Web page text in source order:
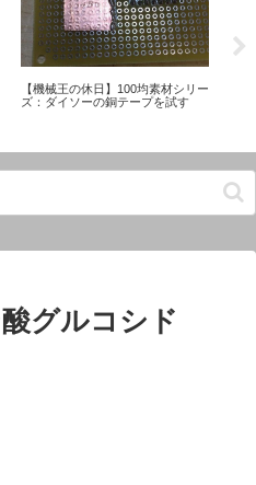
【機械王の休日】100均素材シリー
ズ：ダイソーの銅テープを試す
グルコシド